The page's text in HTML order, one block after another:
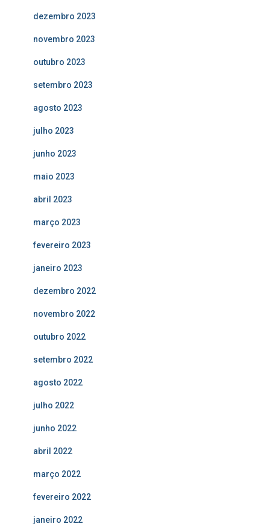
dezembro 2023
novembro 2023
outubro 2023
setembro 2023
agosto 2023
julho 2023
junho 2023
maio 2023
abril 2023
março 2023
fevereiro 2023
janeiro 2023
dezembro 2022
novembro 2022
outubro 2022
setembro 2022
agosto 2022
julho 2022
junho 2022
abril 2022
março 2022
fevereiro 2022
janeiro 2022